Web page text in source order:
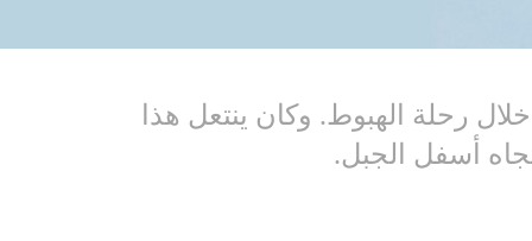
رحلة الهبوط. وكان ينتعل هذا
أسفل الجبل.